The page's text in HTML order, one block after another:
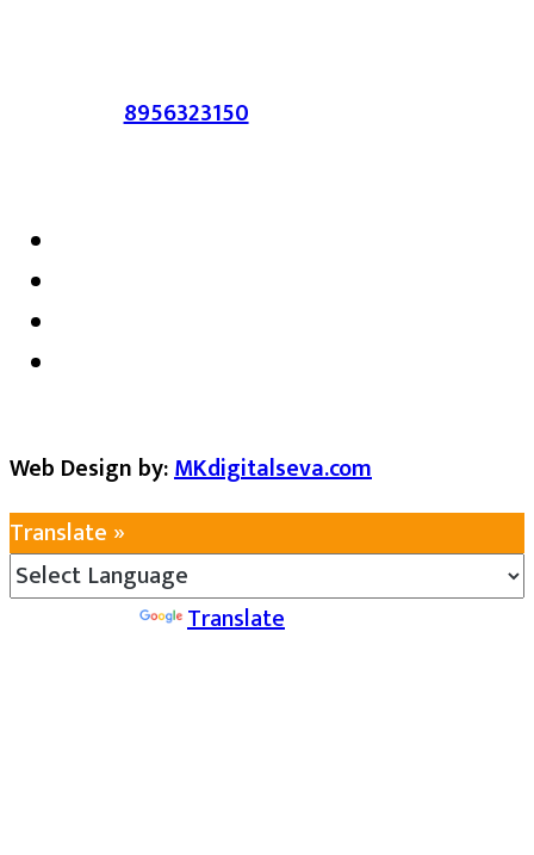
संपर्क :-8956323150/ ईमेल :-
Web Design by:MKdigitalseva.com
Translate »
Translate